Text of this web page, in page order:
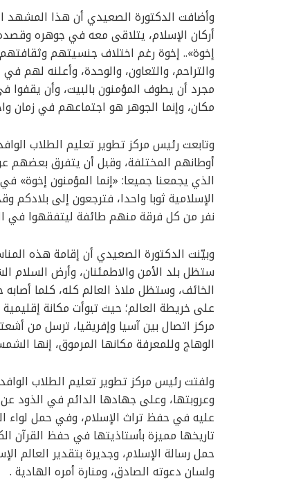
وأضافت الدكتورة الصعيدي أن هذا المشهد
أركان الإسلام، يتلاقى معه في جوهره
إخوة».. إخوة رغم اختلاف جنسيتهم
والتراحم، والتعاون، والوحدة، وأعلنه
مجرد أن يطوف المؤمنون بالبيت، وأن
مكان، وإنما الجوهر هو اجتماعهم في زمان
وتابعت رئيس مركز تطوير تعليم الطلاب
أوطانهم المختلفة، وقبل أن يتفرق
الذي يجمعنا جميعا: «إنما المؤمنون
الإسلامية ثوبا واحدا، فترجعون إلى بلادكم
نفر من كل فرقة منهم طائفة ليتفقهوا في
وبيّنت الدكتورة الصعيدي أن إقامة هذه
ستظل بلد الأمن والاطمئنان، وأرض السلام
الخائف، وستظل ملاذ العالم كله، كلما
على خريطة العالم؛ حيث تبوأت مكانة
مركز اتصال بين آسيا وإفريقيا، ترسل من
الوهاج وللمعرفة مكانها المرموق، إنها
ولفتت رئيس مركز تطوير تعليم الطلاب
وعروبتها، وعلى جهادها الدائم في الذود
عليه في حفظ تراث الإسلام، وفي حمل لواء
تاريخها مميزة بأستاذيتها في حفظ القرآن
حمل رسالة الإسلام، وجديرة بتقدير العالم
ولسان دعوته الصادق، ومنارة أمره الهادية .